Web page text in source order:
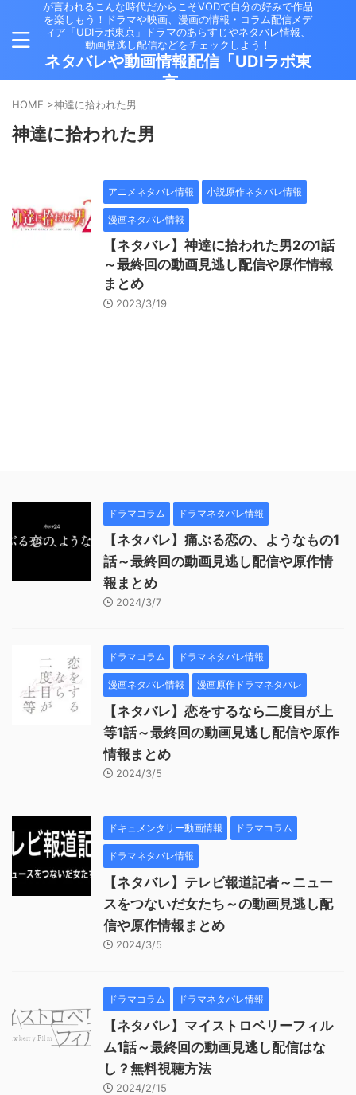
が言われるこんな時代だからこそVODで自分の好みで作品
を楽しもう！ドラマや映画、漫画の情報・コラム配信メデ
ィア「UDIラボ東京」ドラマのあらすじやネタバレ情報、
動画見逃し配信などをチェックしよう！
ネタバレや動画情報配信「UDIラボ東
京」
HOME >神達に拾われた男
神達に拾われた男
アニメネタバレ情報 小説原作ネタバレ情報
漫画ネタバレ情報
【ネタバレ】神達に拾われた男2の1話
～最終回の動画見逃し配信や原作情報
まとめ
2023/3/19
ドラマコラム ドラマネタバレ情報
【ネタバレ】痛ぶる恋の、ようなもの1
話～最終回の動画見逃し配信や原作情
報まとめ
2024/3/7
ドラマコラム ドラマネタバレ情報
漫画ネタバレ情報 漫画原作ドラマネタバレ
【ネタバレ】恋をするなら二度目が上
等1話～最終回の動画見逃し配信や原作
情報まとめ
2024/3/5
ドキュメンタリー動画情報 ドラマコラム
ドラマネタバレ情報
【ネタバレ】テレビ報道記者～ニュー
スをつないだ女たち～の動画見逃し配
信や原作情報まとめ
2024/3/5
ドラマコラム ドラマネタバレ情報
【ネタバレ】マイストロベリーフィル
ム1話～最終回の動画見逃し配信はな
し？無料視聴方法
2024/2/15